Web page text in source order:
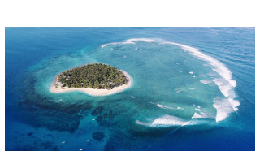
大野”MAR”修聖
喜納海人
H
KID
KOBU
KY